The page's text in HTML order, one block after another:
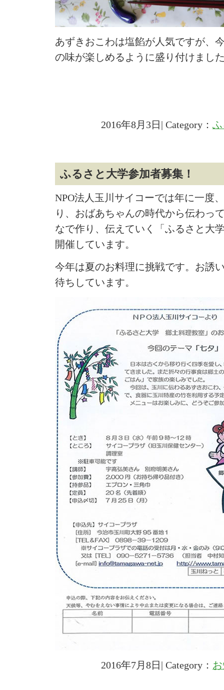
あずきおこわは塩餡が人気ですが、
の味が楽しめるように盛り付けまし
2016年8月3日| Category：
ふるさと大学参加者募集！
NPO法人玉川サイコーでは年に一度
り、おばあちゃんの時代から伝わっ
なで作り、伝えていく「ふるさと大
開催しています。
今年は夏のお料理に挑戦です。お誘
待ちしています。
2016年7月8日| Category：